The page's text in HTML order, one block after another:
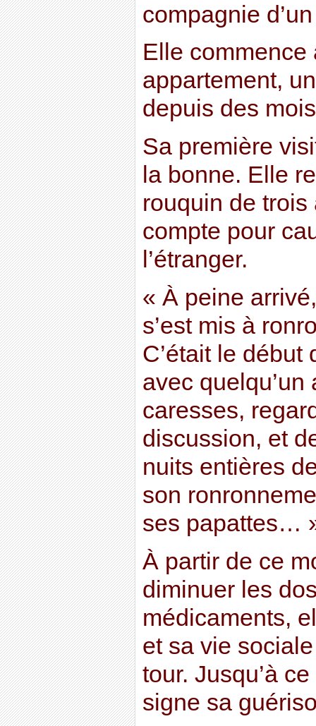
compagnie
Elle commence
appartement,
depuis des
Sa première
la bonne. Elle
rouquin de
compte pour
l’étranger.
« À peine
s’est mis à
C’était le début
avec
caresses,
discussion, et
nuits entières
son
ses papattes…
À partir de ce
diminuer les
médicaments,
et sa vie
tour. Jusqu’à
signe sa